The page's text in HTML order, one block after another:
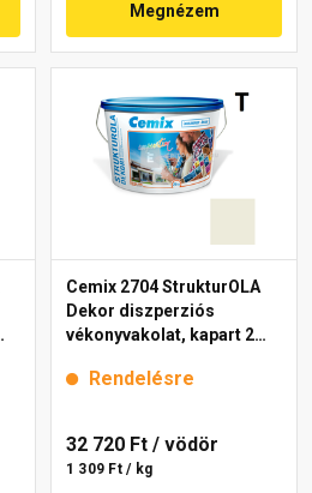
Megnézem
Cemix 2704 StrukturOLA
Dekor diszperziós
vékonyvakolat, kapart 2
Rendelésre
32 720 Ft / vödör
1 309 Ft / kg